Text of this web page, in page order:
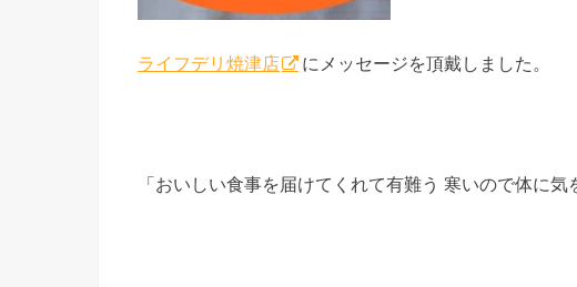
ライフデリ焼津店 にメッセージを頂戴しました。
「おいしい食事を届けてくれて有難う 寒いので体に気